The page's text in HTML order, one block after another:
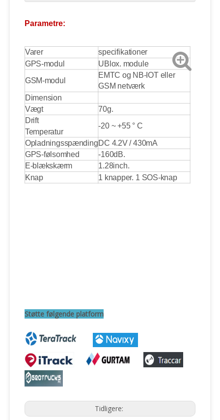
Parametre:
Varer specifikationer
GPS-modul UBlox. module
GSM-modul
EMTC og NB-IOT eller
GSM netværk
Dimension
Vægt 70g.
Drift
Temperatur
-20 ~ +55 ° C
OpladningsspændingDC 4.2V / 430mA
GPS-følsomhed -160dB.
E-blækskærm
1.28inch.
Knap
1 knapper. 1 SOS-knap
Støtte følgende platform
Tidligere: